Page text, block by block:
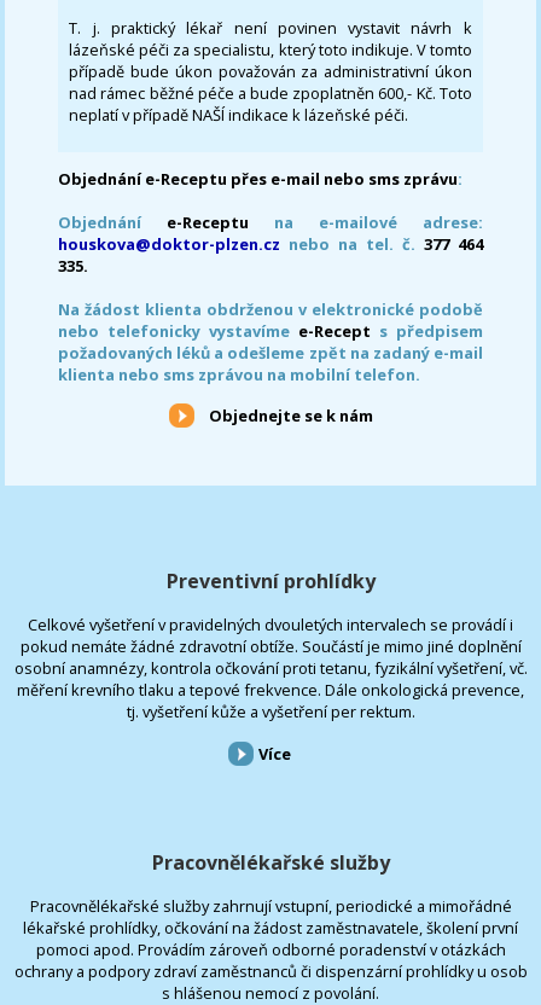
T. j. praktický lékař není povinen vystavit návrh k
lázeňské péči za specialistu, který toto indikuje. V tomto
případě bude úkon považován za administrativní úkon
nad rámec běžné péče a bude zpoplatněn 600,- Kč. Toto
neplatí v případě NAŠÍ indikace k lázeňské péči.
Objednání e-Receptu přes e-mail nebo sms zprávu:
Objednání e-Receptu na e-mailové adrese:
houskova@doktor-plzen.cz nebo na tel. č. 377 464
335.
Na žádost klienta obdrženou v elektronické podobě
nebo telefonicky vystavíme e-Recept s předpisem
požadovaných léků a odešleme zpět na zadaný e-mail
klienta nebo sms zprávou na mobilní telefon.
Objednejte se k nám
Preventivní prohlídky
Celkové vyšetření v pravidelných dvouletých intervalech se provádí i
pokud nemáte žádné zdravotní obtíže. Součástí je mimo jiné doplnění
osobní anamnézy, kontrola očkování proti tetanu, fyzikální vyšetření, vč.
měření krevního tlaku a tepové frekvence. Dále onkologická prevence,
tj. vyšetření kůže a vyšetření per rektum.
Více
Pracovnělékařské služby
Pracovnělékařské služby zahrnují vstupní, periodické a mimořádné
lékařské prohlídky, očkování na žádost zaměstnavatele, školení první
pomoci apod. Provádím zároveň odborné poradenství v otázkách
ochrany a podpory zdraví zaměstnanců či dispenzární prohlídky u osob
s hlášenou nemocí z povolání.